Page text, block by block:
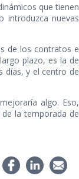
que tienen
introduzca nuevas
de los contratos e
plazo, es la de
días, y el centro de
algo. Eso,
la temporada de